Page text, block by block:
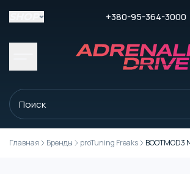
+380-95-364-3000
Главная Бренды proTuning Freaks